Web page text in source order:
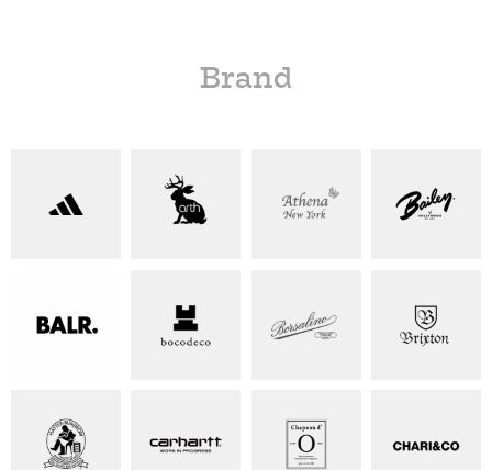
Brand